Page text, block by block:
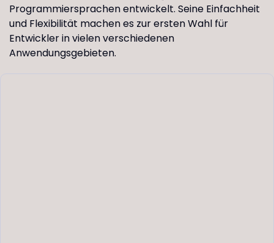
Programmiersprachen entwickelt. Seine Einfachheit
und Flexibilität machen es zur ersten Wahl für
Entwickler in vielen verschiedenen
Anwendungsgebieten.